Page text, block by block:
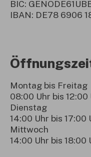
BIC:
IBAN: DE78 6906
Montag bis Freitag
08:00 Uhr bis 12:00
Dienstag
14:00 Uhr bis 17:00
Mittwoch
14:00 Uhr bis 18:00